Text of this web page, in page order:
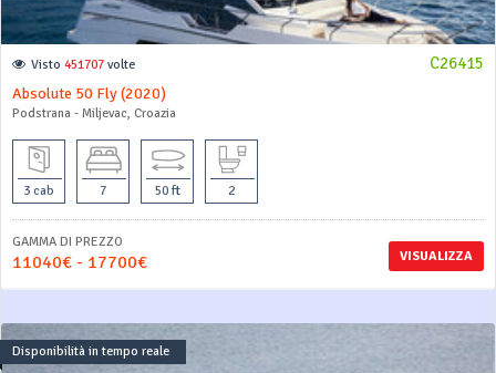
C26415
Visto 451707 volte
Absolute 50 Fly (2020)
Podstrana - Miljevac, Croazia
3 cab 7 50 ft 2
VISUALIZZA
GAMMA DI PREZZO
11040€ - 17700€
Disponibilità in tempo reale